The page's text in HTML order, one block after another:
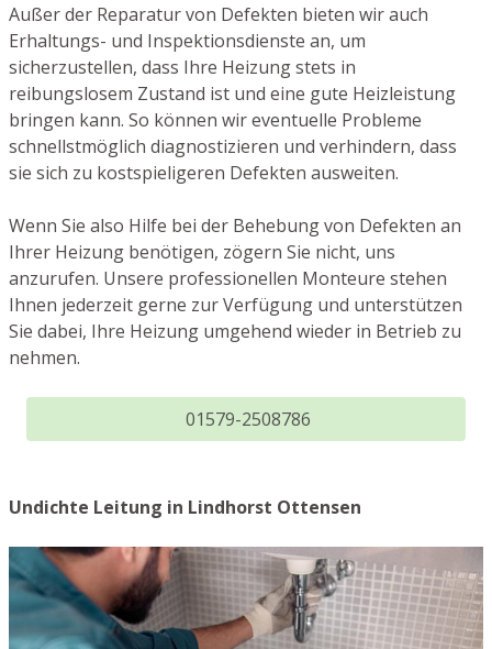
Außer der Reparatur von Defekten bieten wir auch
Erhaltungs- und Inspektionsdienste an, um
sicherzustellen, dass Ihre Heizung stets in
reibungslosem Zustand ist und eine gute Heizleistung
bringen kann. So können wir eventuelle Probleme
schnellstmöglich diagnostizieren und verhindern, dass
sie sich zu kostspieligeren Defekten ausweiten.
Wenn Sie also Hilfe bei der Behebung von Defekten an
Ihrer Heizung benötigen, zögern Sie nicht, uns
anzurufen. Unsere professionellen Monteure stehen
Ihnen jederzeit gerne zur Verfügung und unterstützen
Sie dabei, Ihre Heizung umgehend wieder in Betrieb zu
nehmen.
01579-2508786
Undichte Leitung in Lindhorst Ottensen